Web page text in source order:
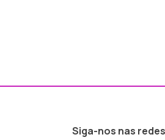
Siga-nos nas